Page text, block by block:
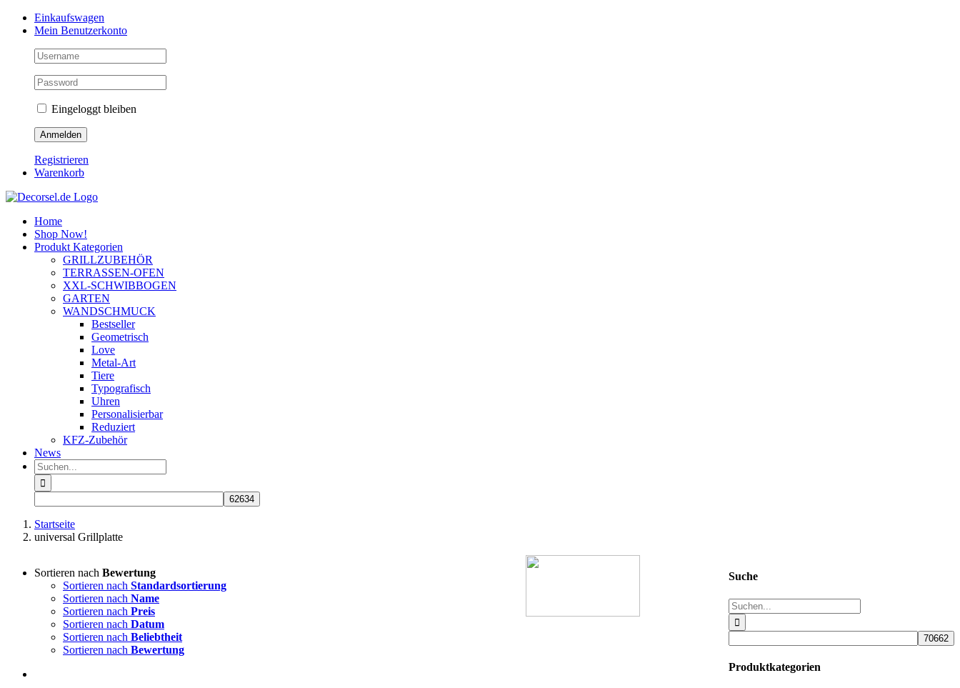
Zum
Inhalt
Facebook
Instagram
PinterestEinkaufswagen
Mein Benutzerkonto
Eingeloggt bleiben
Registrieren
Warenkorb
Home
Shop Now!
Produkt Kategorien
GRILLZUBEHÖR
TERRASSEN-OFEN
XXL-SCHWIBBOGEN
GARTEN
WANDSCHMUCK
Bestseller
Geometrisch
Love
Metal-Art
Tiere
Typografisch
Uhren
Personalisierbar
Reduziert
KFZ-Zubehör
News
Suche
nach:
Startseite
universal Grillplatte
Sortieren nach Bewertung
Sortieren nach Standardsortierung
Sortieren nach Name
Sortieren nach Preis
Sortieren nach Datum
Sortieren nach Beliebtheit
Sortieren nach Bewertung
Suche
Suche
nach:
Produktkategorien